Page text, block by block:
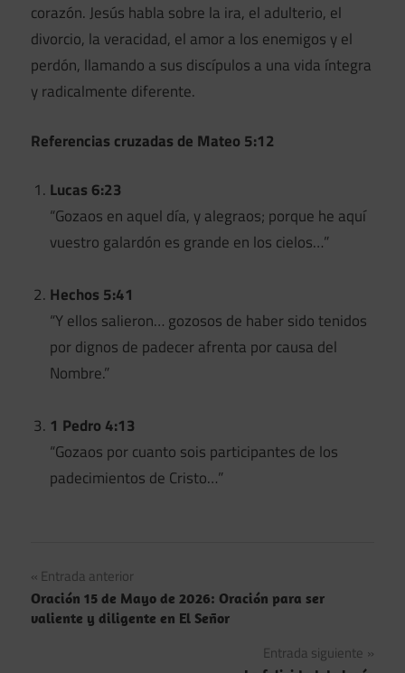
corazón. Jesús habla sobre la ira, el adulterio, el
divorcio, la veracidad, el amor a los enemigos y el
perdón, llamando a sus discípulos a una vida íntegra
y radicalmente diferente.
Referencias cruzadas de Mateo 5:12
Lucas 6:23
“Gozaos en aquel día, y alegraos; porque he aquí
vuestro galardón es grande en los cielos…”
Hechos 5:41
“Y ellos salieron… gozosos de haber sido tenidos
por dignos de padecer afrenta por causa del
Nombre.”
1 Pedro 4:13
“Gozaos por cuanto sois participantes de los
padecimientos de Cristo…”
Navegación
de
Entrada anterior
Oración 15 de Mayo de 2026: Oración para ser
valiente y diligente en El Señor
Entrada siguiente